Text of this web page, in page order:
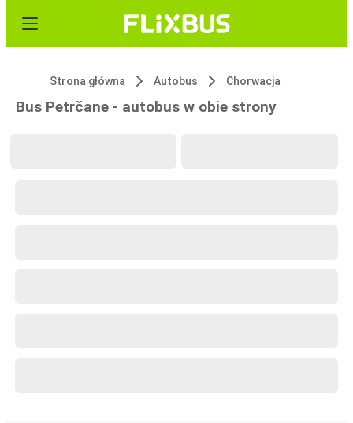
Strona główna Autobus Chorwacja
Bus Petrčane - autobus w obie strony